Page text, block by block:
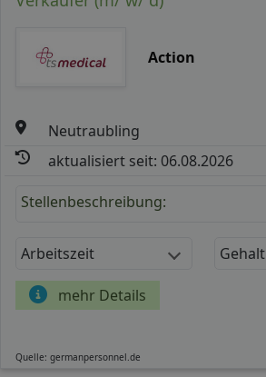
Action
Neutraubling
aktualisiert seit: 06.08.2026
Stellenbeschreibung:
Arbeitszeit Gehalt
mehr Details
Quelle: germanpersonnel.de